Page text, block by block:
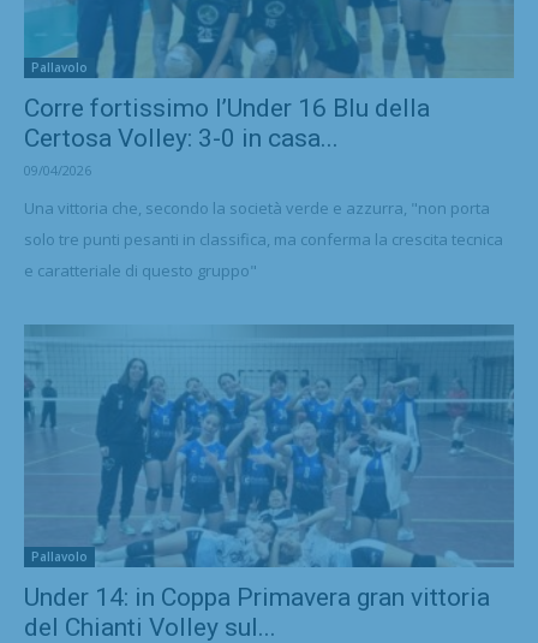
Pallavolo
Corre fortissimo l’Under 16 Blu della
Certosa Volley: 3-0 in casa...
09/04/2026
Una vittoria che, secondo la società verde e azzurra, "non porta
solo tre punti pesanti in classifica, ma conferma la crescita tecnica
e caratteriale di questo gruppo"
Pallavolo
Under 14: in Coppa Primavera gran vittoria
del Chianti Volley sul...